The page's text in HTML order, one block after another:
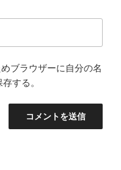
ブラウザーに自分の名
する。